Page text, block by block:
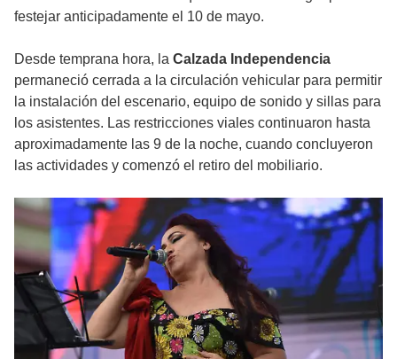
festejar anticipadamente el 10 de mayo.
Desde temprana hora, la Calzada Independencia
permaneció cerrada a la circulación vehicular para permitir
la instalación del escenario, equipo de sonido y sillas para
los asistentes. Las restricciones viales continuaron hasta
aproximadamente las 9 de la noche, cuando concluyeron
las actividades y comenzó el retiro del mobiliario.